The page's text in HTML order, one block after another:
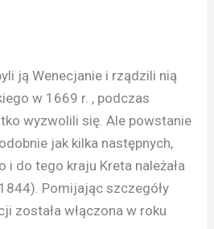
ją Wenecjanie i rządzili nią
w 1669 r. , podczas
wyzwolili się. Ale powstanie
jak kilka następnych,
i do tego kraju Kreta należała
Pomijając szczegóły
została włączona w roku